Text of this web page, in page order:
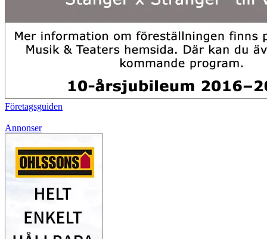
Företagsguiden
Annonser